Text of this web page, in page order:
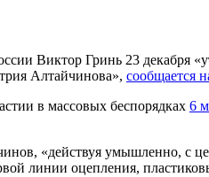
Виктор Гринь 23 декабря
Алтайчинова», сообщается
в массовых беспорядках 6
«действуя умышленно, с
линии оцепления,